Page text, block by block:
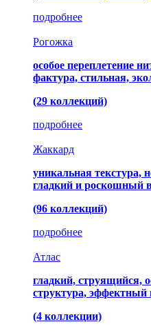
подробнее
Рогожка
особое переплетение
фактура, стильная,
(29 коллекций)
подробнее
Жаккард
уникальная текстура,
гладкий и роскошный
(96 коллекций)
подробнее
Атлас
гладкий, струящийся,
структура, эффектный
(4 коллекции)